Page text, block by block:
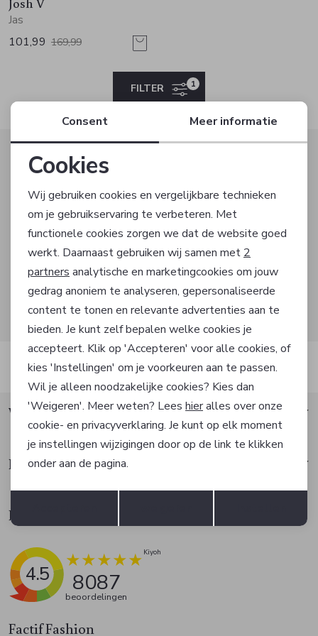
Schoenen
Truien en vesten
T-shirts en polos
Sokken
Jas
101,99 169,99
1
FILTER
Altijd als eerste op de hoogte zijn?
Schrijf je in voor onze nieuwsbrief en ontvang dan ook
gelijk €5,- korting!
AANMELDEN
Hoe we met je data omgaan? Bekijk dit in onze
privacyverklaring.
Automatisch sparen voor korting
Factif Fashion
Waarom Factif?
Klantenservice
Klantbeoordelingen
4.5 8087
beoordelingen
Personalisatie cookies
Analytische cookies
Marketing cookies
Terug Opslaan
Consent Meer informatie
Cookies
Wij gebruiken cookies en vergelijkbare technieken
om je gebruikservaring te verbeteren. Met
functionele cookies zorgen we dat de website goed
werkt. Daarnaast gebruiken wij samen met 2
partners analytische en marketingcookies om jouw
gedrag anoniem te analyseren, gepersonaliseerde
content te tonen en relevante advertenties aan te
bieden. Je kunt zelf bepalen welke cookies je
accepteert. Klik op 'Accepteren' voor alle cookies, of
kies 'Instellingen' om je voorkeuren aan te passen.
Wil je alleen noodzakelijke cookies? Kies dan
'Weigeren'. Meer weten? Lees hieralles over onze
cookie- en privacyverklaring. Je kunt op elk moment
je instellingen wijzigingen door op de link te klikken
onder aan de pagina.